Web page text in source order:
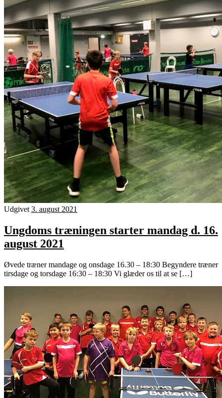
Udgivet 3. august 2021
Ungdoms træningen starter mandag d. 16.
august 2021
Øvede træner mandage og onsdage 16.30 – 18:30 Begyndere træner
tirsdage og torsdage 16:30 – 18:30 Vi glæder os til at se […]